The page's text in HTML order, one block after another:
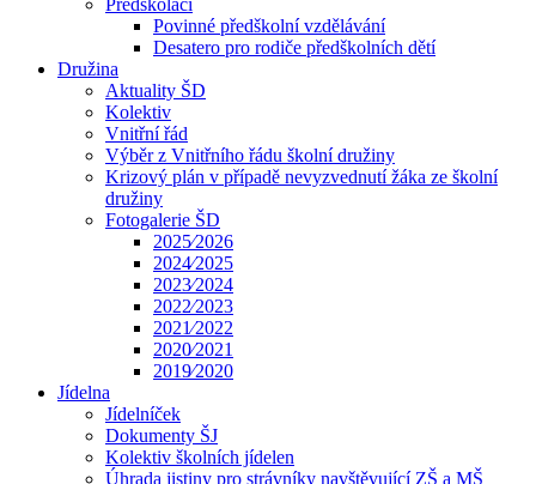
Předškoláci
Povinné předškolní vzdělávání
Desatero pro rodiče předškolních dětí
Družina
Aktuality ŠD
Kolektiv
Vnitřní řád
Výběr z Vnitřního řádu školní družiny
Krizový plán v případě nevyzvednutí žáka ze školní
družiny
Fotogalerie ŠD
2025⁄2026
2024⁄2025
2023⁄2024
2022⁄2023
2021⁄2022
2020⁄2021
2019⁄2020
Jídelna
Jídelníček
Dokumenty ŠJ
Kolektiv školních jídelen
Úhrada jistiny pro strávníky navštěvující ZŠ a MŠ